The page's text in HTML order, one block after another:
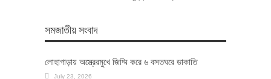
সমজাতীয় সংবাদ
লোহাগাড়ায় অস্ত্রেরমুখে জিম্মি করে ৬ বসতঘরে ডাকাতি
July 23, 2026